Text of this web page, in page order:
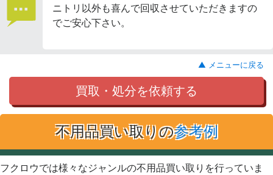
ニトリ以外も喜んで回収させていただきますの
でご安心下さい。
▲ メニューに戻る
買取・処分を依頼する
不用品買い取りの参考例
フクロウでは様々なジャンルの不用品買い取りを行っていま